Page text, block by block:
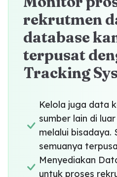
rekrutmen
database
terpusat
Tracking
Kelola juga data
sumber lain di
melalui bisadaya.
semuanya
Menyediakan
untuk proses